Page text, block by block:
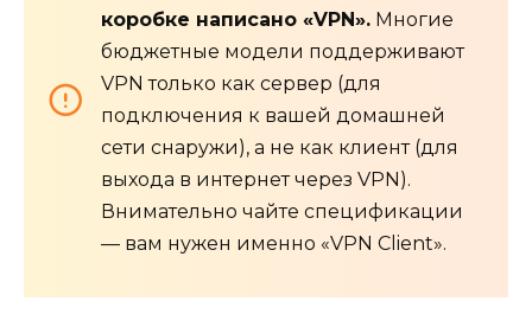
коробке написано «VPN». Многие
бюджетные модели поддерживают
VPN только как сервер (для
подключения к вашей домашней
сети снаружи), а не как клиент (для
выхода в интернет через VPN).
Внимательно чайте спецификации
— вам нужен именно «VPN Client».